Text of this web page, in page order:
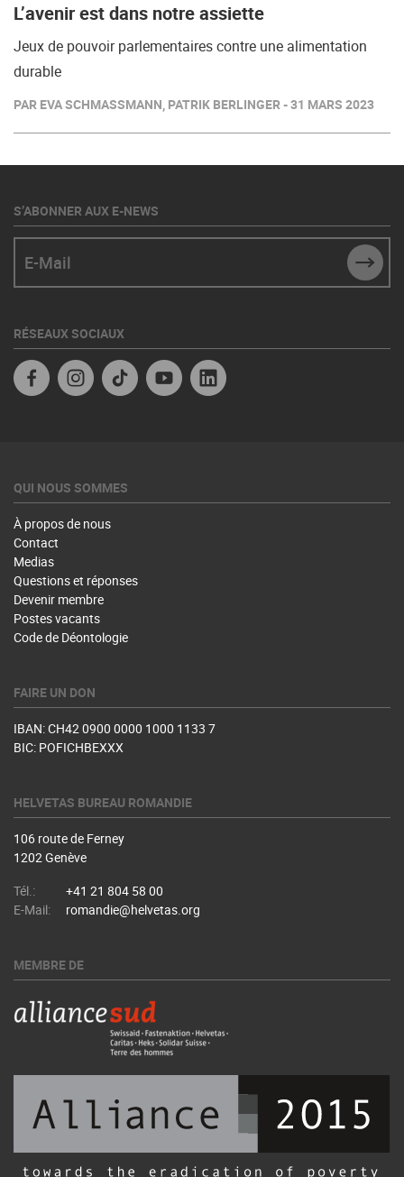
L’avenir est dans notre assiette
Jeux de pouvoir parlementaires contre une alimentation
durable
PAR EVA SCHMASSMANN, PATRIK BERLINGER - 31 MARS 2023
S’ABONNER AUX E-NEWS
RÉSEAUX SOCIAUX
FacebookInstagramTikTok YouTube
QUI NOUS SOMMES
À propos de nous
Contact
Medias
Questions et réponses
Devenir membre
Postes vacants
Code de Déontologie
FAIRE UN DON
IBAN: CH42 0900 0000 1000 1133 7
BIC: POFICHBEXXX
HELVETAS BUREAU ROMANDIE
106 route de Ferney
1202 Genève
Tél.:
+41 21 804 58 00
E-Mail:
romandie@helvetas.org
MEMBRE DE